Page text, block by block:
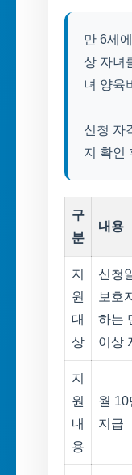
만 6세
상 자녀
녀 양육
신청 자
지 확인
구
분
내용
지
원
대
상
신청
보호
하는
이상
지
원
내
용
월 10
지급